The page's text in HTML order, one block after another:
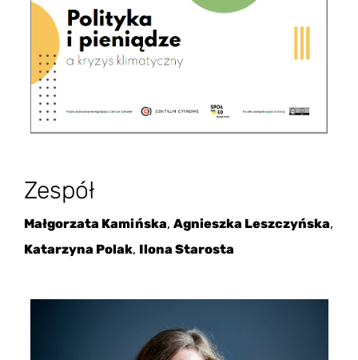
Zespół
Małgorzata Kamińska, Agnieszka Leszczyńska,
Katarzyna Polak, Ilona Starosta